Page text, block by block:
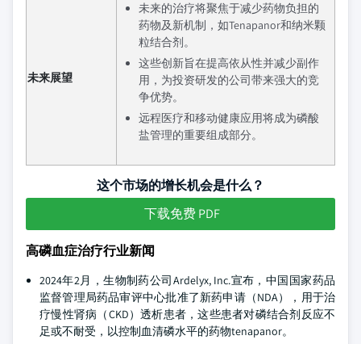
未来展望
未来的治疗将聚焦于减少药物负担的
药物及新机制，如Tenapanor和纳米颗
粒结合剂。
这些创新旨在提高依从性并减少副作
用，为投资研发的公司带来强大的竞
争优势。
远程医疗和移动健康应用将成为磷酸
盐管理的重要组成部分。
这个市场的增长机会是什么？
下载免费 PDF
高磷血症治疗行业新闻
2024年2月，生物制药公司Ardelyx, Inc.宣布，中国国家药品
监督管理局药品审评中心批准了新药申请（NDA），用于治
疗慢性肾病（CKD）透析患者，这些患者对磷结合剂反应不
足或不耐受，以控制血清磷水平的药物tenapanor。